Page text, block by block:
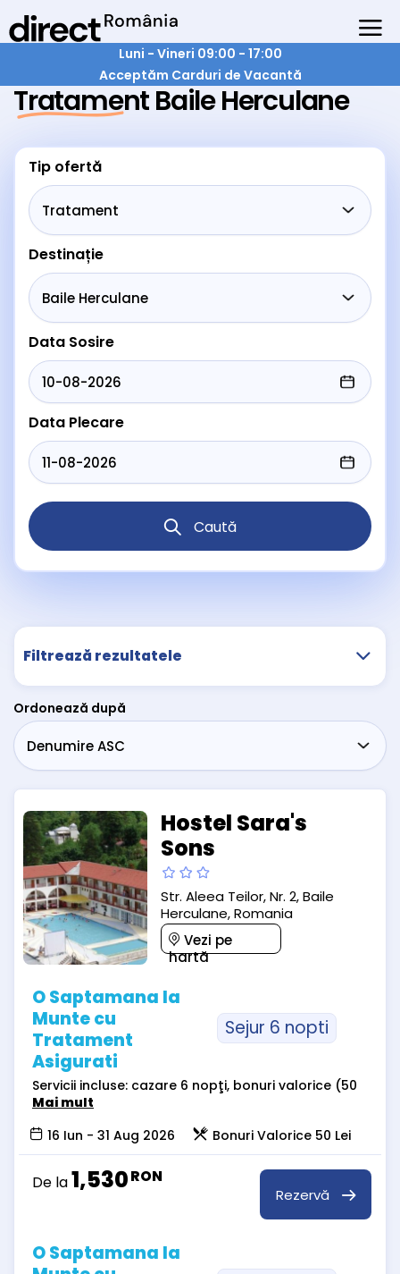
Luni - Vineri 09:00 - 17:00
Acceptăm Carduri de Vacantă
Tratament Baile Herculane
Tip ofertă
Destinație
Data Sosire
Data Plecare
Caută
Filtrează rezultatele
Ordonează după
Hostel Sara's
Sons
Str. Aleea Teilor, Nr. 2, Baile
Herculane, Romania
Vezi pe
hartă
O Saptamana la
Munte cu
Tratament
Asigurati
Sejur 6 nopti
Servicii incluse: cazare 6 nopţi, bonuri valorice (50
Mai mult
16 Iun - 31 Aug 2026
Bonuri Valorice 50 Lei
De la1,530RON
Rezervă
O Saptamana la